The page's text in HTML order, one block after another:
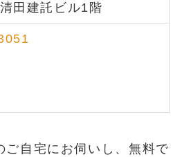
田建託ビル1階
ご自宅にお伺いし、無料で